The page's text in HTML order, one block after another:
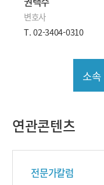
변호사
T. 02-3404-0310
소
연관콘텐츠
전문가칼럼